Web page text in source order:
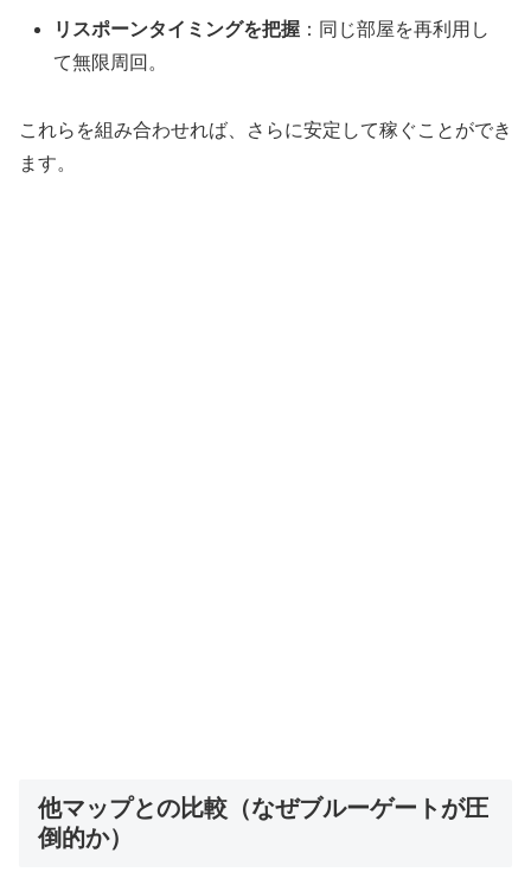
リスポーンタイミングを把握 ：同じ部屋を再利用し
て無限周回。
これらを組み合わせれば、さらに安定して稼ぐことができ
ます。
他マップとの比較（なぜブルーゲートが圧
倒的か）